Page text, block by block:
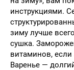
инструкциями.
зиму лучше
сушка.
витаминов,
Варенье —